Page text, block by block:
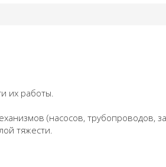
их работы.
(насосов, трубопроводов,
тяжести.